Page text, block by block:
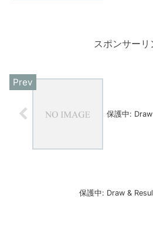
スポンサーリ
保護中:
保護中: Draw &